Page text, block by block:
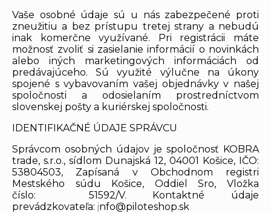
Vaše osobné údaje sú u nás zabezpečené proti
zneužitiu a bez prístupu tretej strany a nebudú
inak komerčne využívané. Pri registrácii máte
možnosť zvoliť si zasielanie informácií o novinkách
alebo iných marketingových informáciách od
predávajúceho. Sú využité výlučne na úkony
spojené s vybavovaním vašej objednávky v našej
spoločnosti a odosielaním prostredníctvom
slovenskej pošty a kuriérskej spoločnosti.
IDENTIFIKAČNÉ ÚDAJE SPRÁVCU
Správcom osobných údajov je spoločnosť KOBRA
trade, s.r.o., sídlom Dunajská 12, 04001 Košice, IČO:
53804503, Zapísaná v Obchodnom registri
Mestského súdu Košice, Oddiel Sro, Vložka
číslo: 51592/V. Kontaktné údaje
prevádzkovateľa: info@piloteshop.sk